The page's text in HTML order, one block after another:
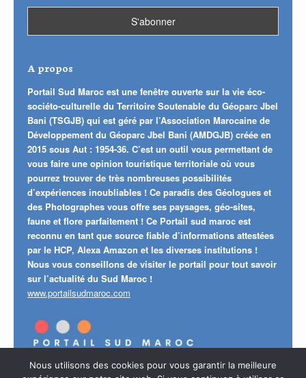
A propos
Portail Sud Maroc est une fenêtre ouverte sur la vie éco-
sociéto-culturelle du Territoire Soutenable du Géoparc Jbel
Bani (TSGJB) qui est géré par l’Association Marocaine de
Développement du Géoparc Jbel Bani (AMDGJB) créée en
2015 sous Aut : 1954-36. C’est un outil vous permettant de
vous faire une opinion touristique territoriale où vous
pourrez trouver de très nombreuses possibilités
d’expériences inoubliables ! Ce paradis des Géologues et
des Photographes vous offre ses paysages, géo-sites,
faune et flore parfaitement ! Ce Portail sud maroc est
reconnu en tant que source fiable d’informations attestées
par le HCP, Alexa Amazon et les diverses institutions !
Nous vous conseillons de visiter le portail pour tout savoir
sur l’actualité du Sud Maroc !
www.portailsudmaroc.com
Nous utilisons des cookies pour vous garantir la meilleure